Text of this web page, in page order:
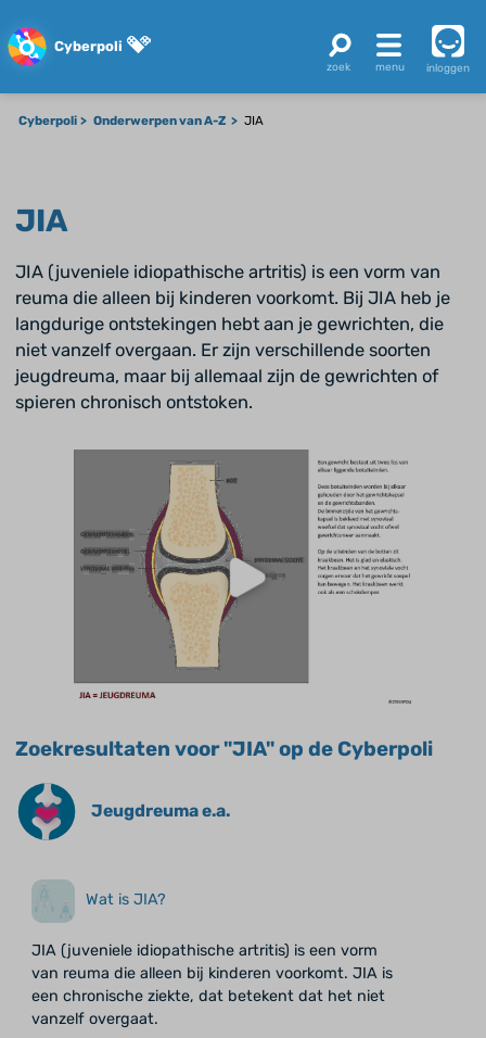
Cyberpoli
inloggen
Cyberpoli Onderwerpen van A-Z JIA
JIA
JIA (juveniele idiopathische artritis) is een vorm van
reuma die alleen bij kinderen voorkomt. Bij JIA heb je
langdurige ontstekingen hebt aan je gewrichten, die
niet vanzelf overgaan. Er zijn verschillende soorten
jeugdreuma, maar bij allemaal zijn de gewrichten of
spieren chronisch ontstoken.
Zoekresultaten voor "JIA" op de Cyberpoli
Jeugdreuma e.a.
Wat is JIA?
JIA (juveniele idiopathische artritis) is een vorm
van reuma die alleen bij kinderen voorkomt. JIA is
een chronische ziekte, dat betekent dat het niet
vanzelf overgaat.